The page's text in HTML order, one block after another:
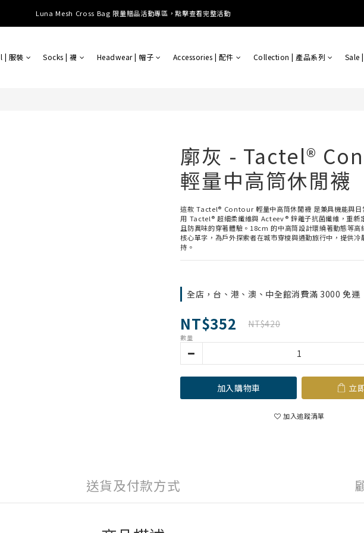
提供全球運送；消費滿 $3000 即享免運 (台港澳中)；滿 $10500 即享免運 (全球)
Luna Mesh Cross Bag 限量贈品活動專區，點擊查看完整活動
| 服裝 Socks | 襪 Headwear | 帽子 Accessories | 配件 Collection | 產品系列 Sale
廓灰 - Tactel®
輕量中高筒休閒襪
這款 Tactel® Contour 輕量中高筒休閒襪 是兼具機能與日
用 Tactel® 超細柔纖維與 Acteev® 鋅離子抗菌纖維，重新
且防異味的穿著體驗。18cm 的中高筒設計環繞著動態等高
核心單字，為戶外探索者在城市穿梭與通勤旅行中，提供冷
持。
全店，台、港、澳、中全館消費滿 3000 免運
NT$352 NT$420
數量
加入購物車 立
加入追蹤清單
送貨及付款方式